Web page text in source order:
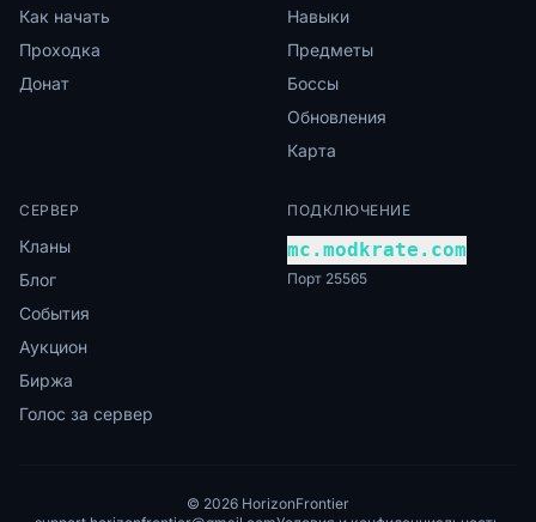
Как начать
Проходка
Донат
Навыки
Предметы
Боссы
Обновления
Карта
СЕРВЕР
Кланы
Блог
События
Аукцион
Биржа
Голос за сервер
ПОДКЛЮЧЕНИЕ
mc.modkrate.com
Порт 25565
© 2026 HorizonFrontier